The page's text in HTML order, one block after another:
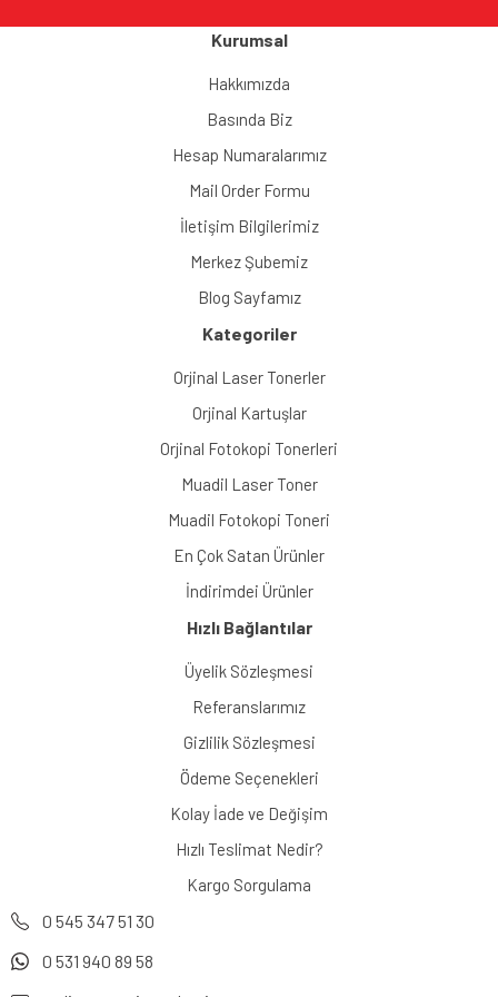
Gönder
Kurumsal
Hakkımızda
Basında Biz
Hesap Numaralarımız
Mail Order Formu
İletişim Bilgilerimiz
Merkez Şubemiz
Blog Sayfamız
Kategoriler
Orjinal Laser Tonerler
Orjinal Kartuşlar
Orjinal Fotokopi Tonerleri
Muadil Laser Toner
Muadil Fotokopi Toneri
En Çok Satan Ürünler
İndirimdei Ürünler
Hızlı Bağlantılar
Üyelik Sözleşmesi
Referanslarımız
Gizlilik Sözleşmesi
Ödeme Seçenekleri
Kolay İade ve Değişim
Hızlı Teslimat Nedir?
Kargo Sorgulama
0 545 347 51 30
0 531 940 89 58